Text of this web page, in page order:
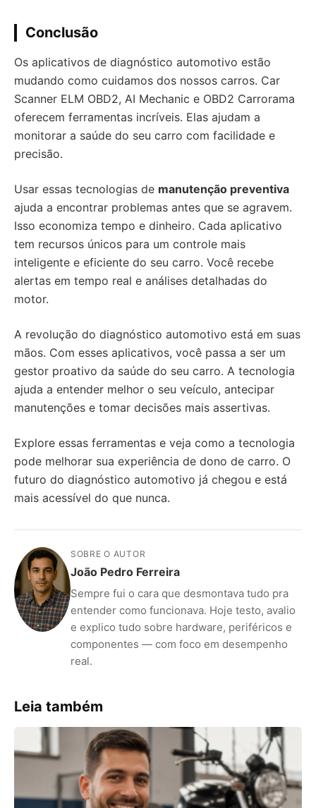
Conclusão
Os aplicativos de diagnóstico automotivo estão
mudando como cuidamos dos nossos carros. Car
Scanner ELM OBD2, AI Mechanic e OBD2 Carrorama
oferecem ferramentas incríveis. Elas ajudam a
monitorar a saúde do seu carro com facilidade e
precisão.
Usar essas tecnologias de manutenção preventiva
ajuda a encontrar problemas antes que se agravem.
Isso economiza tempo e dinheiro. Cada aplicativo
tem recursos únicos para um controle mais
inteligente e eficiente do seu carro. Você recebe
alertas em tempo real e análises detalhadas do
motor.
A revolução do diagnóstico automotivo está em suas
mãos. Com esses aplicativos, você passa a ser um
gestor proativo da saúde do seu carro. A tecnologia
ajuda a entender melhor o seu veículo, antecipar
manutenções e tomar decisões mais assertivas.
Explore essas ferramentas e veja como a tecnologia
pode melhorar sua experiência de dono de carro. O
futuro do diagnóstico automotivo já chegou e está
mais acessível do que nunca.
SOBRE O AUTOR
João Pedro Ferreira
Sempre fui o cara que desmontava tudo pra
entender como funcionava. Hoje testo, avalio
e explico tudo sobre hardware, periféricos e
componentes — com foco em desempenho
real.
Leia também